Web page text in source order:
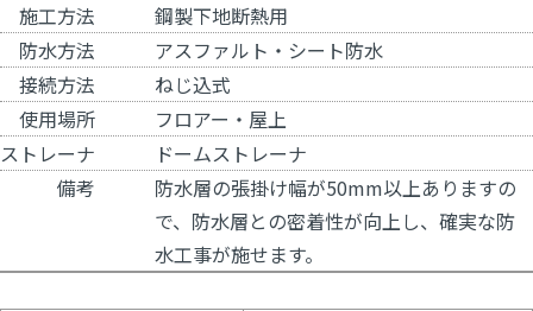
施工方法
鋼製下地断熱用
防水方法
アスファルト・シート防水
接続方法
ねじ込式
使用場所
フロアー・屋上
ストレーナ
ドームストレーナ
備考
防水層の張掛け幅が50mm以上ありますの
で、防水層との密着性が向上し、確実な防
水工事が施せます。